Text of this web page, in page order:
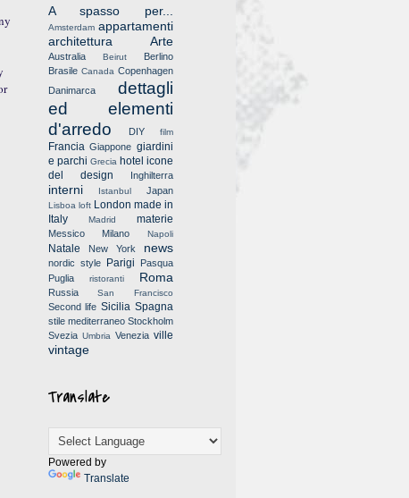
A spasso per...
Amsterdam appartamenti
architettura
Arte
Australia Beirut
Berlino
Brasile Canada Copenhagen
Danimarca
dettagli
ed elementi
d'arredo
DIY film
Francia Giappone giardini
e parchi Grecia hotel icone
del design
Inghilterra
interni Istanbul Japan
Lisboa loft London made in
Italy
Madrid materie
Messico Milano Napoli
Natale New York news
nordic style Parigi
Pasqua
Puglia
ristoranti Roma
Russia San Francisco
Second life Sicilia Spagna
stile mediterraneo Stockholm
Svezia Umbria Venezia ville
vintage
Translate
Powered by
Translate